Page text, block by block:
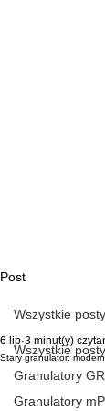
Post
Wszystkie posty
Granulatory GR
Granulatory mP
Wszystkie posty
Stary granulator:
6 lip 3 minut(y)